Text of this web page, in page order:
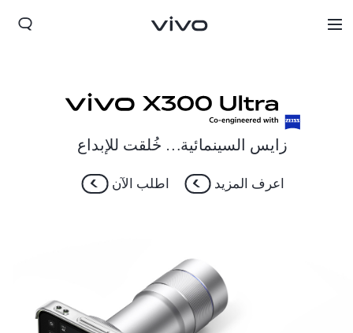
زايس السينمائية… خُلقت للإبداع
اعرف المزيد اطلب الآن